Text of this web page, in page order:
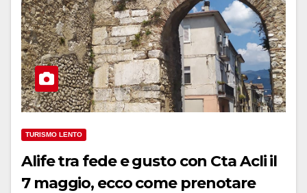
TURISMO LENTO
Alife tra fede e gusto con Cta Acli il
7 maggio, ecco come prenotare